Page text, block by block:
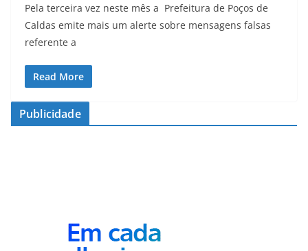
Pela terceira vez neste mês a Prefeitura de Poços de
Caldas emite mais um alerte sobre mensagens falsas
referente a
Read More
Publicidade